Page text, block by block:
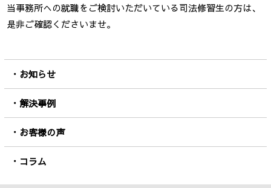
当事務所への就職をご検討いただいている司法修習生の方は、
是非ご確認くださいませ。
お知らせ
解決事例
お客様の声
コラム